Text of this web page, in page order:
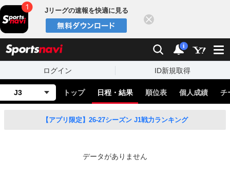
Jリーグの速報を快適に見る
検索 通知
i
ログイン ID新規取得
J3 トップ 日程・結果 順位表 個人成績 チ
【アプリ限定】26-27シーズン J1戦力ランキング
データがありません